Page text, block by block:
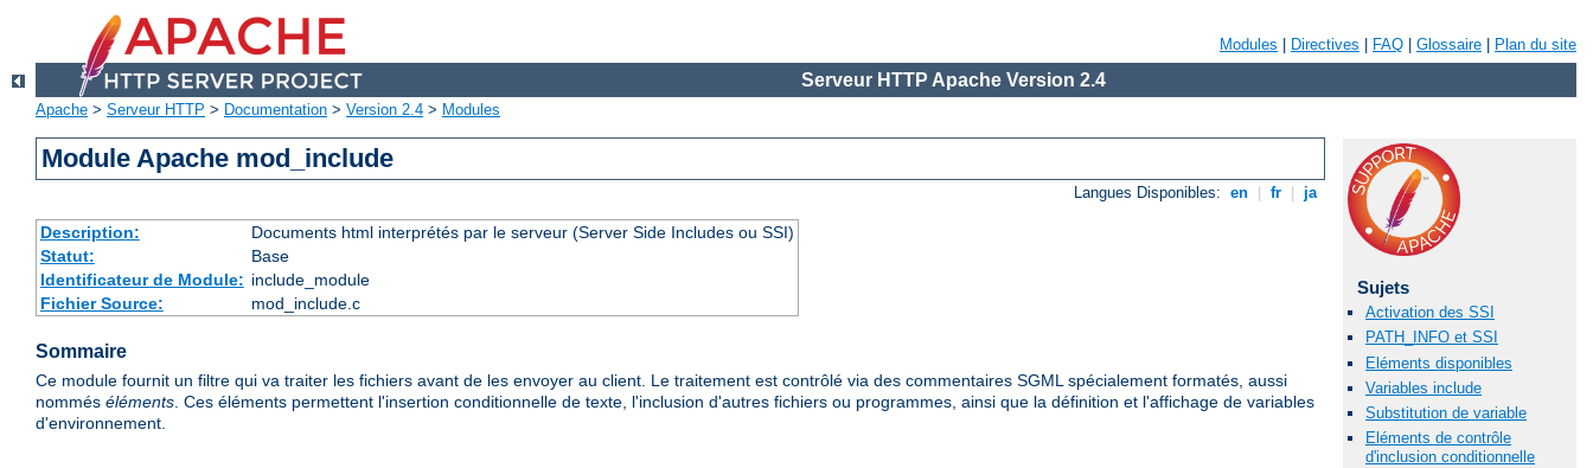
Modules Directives FAQ Glossaire Plan du site
Serveur HTTP Apache Version 2.4
Apache > Serveur HTTP > Documentation > Version 2.4 > Modules
Module Apache mod_include
Langues Disponibles: en fr ja
Description:
Documents html interprétés par le serveur (Server Side Includes ou SSI)
Statut:
Base
Identificateur de Module: include_module
Fichier Source:
mod_include.c
Sommaire
Ce module fournit un filtre qui va traiter les fichiers avant de les envoyer au client. Le traitement est contrôlé via des commentaires SGML spécialement formatés, aussi
nommés éléments. Ces éléments permettent l'insertion conditionnelle de texte, l'inclusion d'autres fichiers ou programmes, ainsi que la définition et l'affichage de variables
d'environnement.
Sujets
Activation des SSI
PATH_INFO et SSI
Eléments disponibles
Variables include
Substitution de variable
Eléments de contrôle
d'inclusion conditionnelle